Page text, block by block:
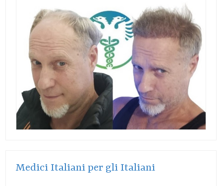
Medici Italiani per gli Italiani